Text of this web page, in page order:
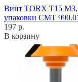
Винт TORX T15
упаковки CMT
197 р.
В корзину